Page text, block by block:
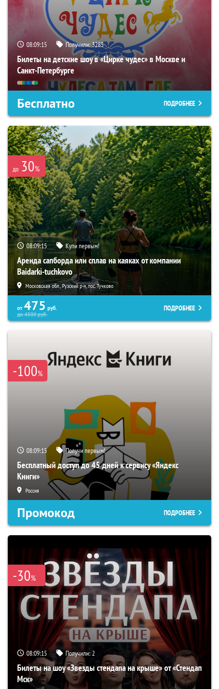
08:09:14 Получили: 3285
Билеты на детские шоу в «Цирке чудес» в Москве и
Санкт-Петербурге
Бесплатно ПОДРОБНЕЕ
до 30%
08:09:14 Купи первым!
Аренда сапборда или сплав на каяках от компании
Baidarki-tuchkovo
Московская обл., Рузский р-н, пос. Тучково
от 475 руб.
до4500руб.
ПОДРОБНЕЕ
-100%
08:09:14 Получи первым!
Бесплатный доступ до 45 дней к сервису «Яндекс
Книги»
Россия
Промокод ПОДРОБНЕЕ
-30%
08:09:14 Получили:2
Билеты на шоу «Звезды стендапа на крыше» от «Стендап
Мск»